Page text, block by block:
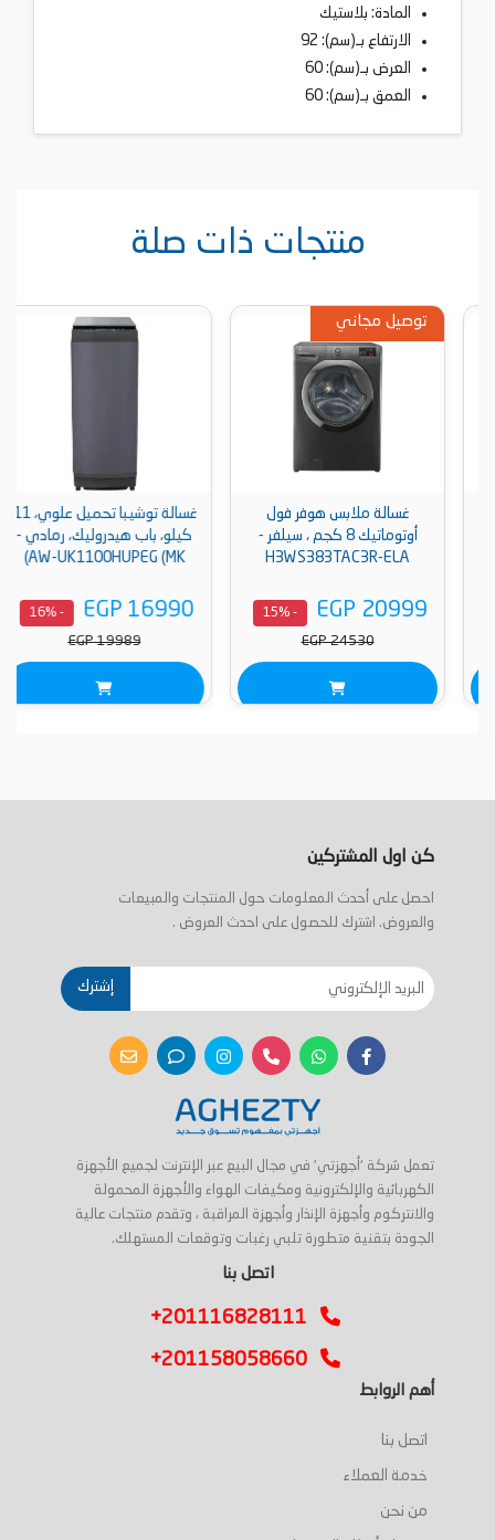
المادة: بلاستيك
الارتفاع بـ(سم): 92
العرض بـ(سم): 60
العمق بـ(سم): 60
منتجات ذات صلة
توصيل مجاني
غسالة ملابس هوفر فول
أوتوماتيك 8 كجم ، سيلفر -
H3WS383TAC3R-ELA
EGP 20999
- 15%
EGP 24530
غسالة توشيبا تحميل علوي، 11
كيلو، باب هيدروليك، رمادي -
AW-UK1100HUPEG (MK)
EGP 16990
- 16%
EGP 19989
كن اول المشتركين
احصل على أحدث المعلومات حول المنتجات والمبيعات
والعروض. اشترك للحصول على احدث العروض .
إشترك
تعمل شركة 'أجهزتي' في مجال البيع عبر الإنترنت لجميع الأجهزة
الكهربائية والإلكترونية ومكيفات الهواء والأجهزة المحمولة
والانتركوم وأجهزة الإنذار وأجهزة المراقبة ، وتقدم منتجات عالية
الجودة بتقنية متطورة تلبي رغبات وتوقعات المستهلك.
اتصل بنا
+201116828111
+201158058660
أهم الروابط
اتصل بنا
خدمة العملاء
من نحن